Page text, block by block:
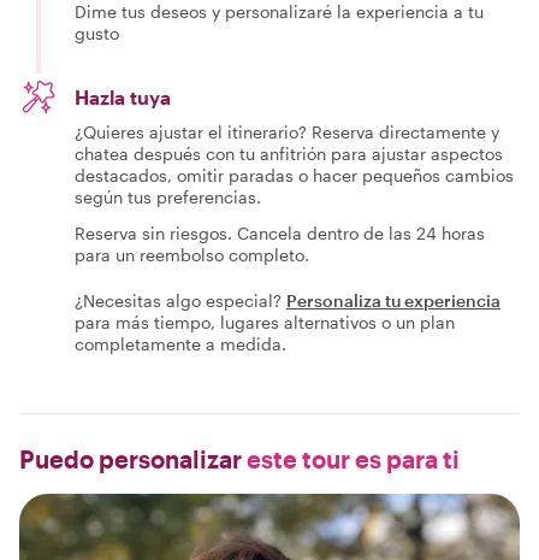
Dime tus deseos y personalizaré la experiencia a tu
gusto
Hazla tuya
¿Quieres ajustar el itinerario? Reserva directamente y
chatea después con tu anfitrión para ajustar aspectos
destacados, omitir paradas o hacer pequeños cambios
según tus preferencias.
Reserva sin riesgos. Cancela dentro de las 24 horas
para un reembolso completo.
¿Necesitas algo especial? Personaliza tu experiencia
para más tiempo, lugares alternativos o un plan
completamente a medida.
Puedo personalizareste tour es para ti